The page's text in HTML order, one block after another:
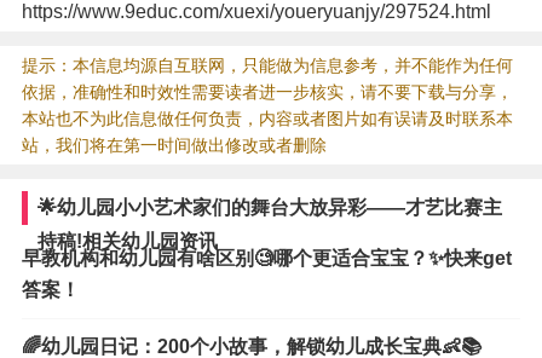
https://www.9educ.com/xuexi/youeryuanjy/297524.html
提示：本信息均源自互联网，只能做为信息参考，并不能作为任何
依据，准确性和时效性需要读者进一步核实，请不要下载与分享，
本站也不为此信息做任何负责，内容或者图片如有误请及时联系本
站，我们将在第一时间做出修改或者删除
🌟幼儿园小小艺术家们的舞台大放异彩——才艺比赛主
持稿!相关幼儿园资讯
早教机构和幼儿园有啥区别🧐哪个更适合宝宝？✨快来get
答案！
🌈幼儿园日记：200个小故事，解锁幼儿成长宝典👶📚